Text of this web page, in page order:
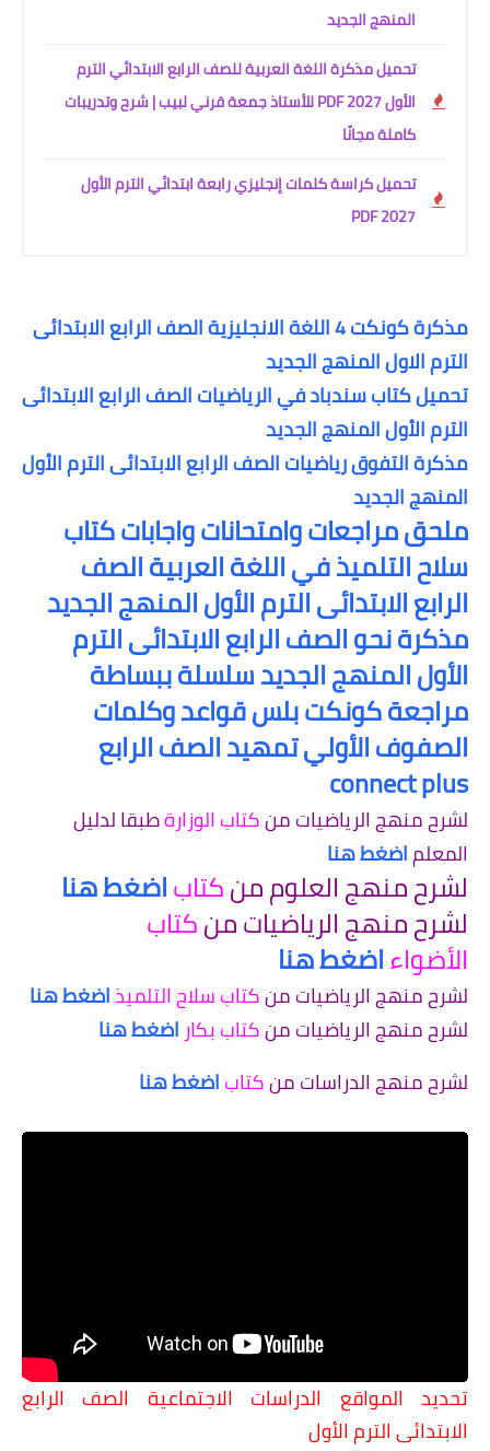
المنهج الجديد
تحميل مذكرة اللغة العربية للصف الرابع الابتدائي الترم
الأول 2027 PDF للأستاذ جمعة قرني لبيب | شرح وتدريبات
كاملة مجانًا
تحميل كراسة كلمات إنجليزي رابعة ابتدائي الترم الأول
2027 PDF
مذكرة كونكت 4 اللغة الانجليزية الصف الرابع الابتدائى
الترم الاول المنهج الجديد
تحميل كتاب سندباد في الرياضيات الصف الرابع الابتدائى
الترم الأول المنهج الجديد
مذكرة التفوق رياضيات الصف الرابع الابتدائى الترم الأول
المنهج الجديد
ملحق مراجعات وامتحانات واجابات كتاب
سلاح التلميذ في اللغة العربية الصف
الرابع الابتدائى الترم الأول المنهج الجديد
مذكرة نحو الصف الرابع الابتدائى الترم
الأول المنهج الجديد سلسلة ببساطة
مراجعة كونكت بلس قواعد وكلمات
الصفوف الأولي تمهيد الصف الرابع
connect plus
لشرح منهج الرياضيات منكتاب الوزارةطبقا لدليل
المعلماضغط هنا
لشرح منهج العلوم منكتاباضغط هنا
لشرح منهج الرياضيات منكتاب
الأضواءاضغط هنا
لشرح منهج الرياضيات منكتاب سلاح التلميذاضغط هنا
لشرح منهج الرياضيات منكتاب بكار اضغط هنا
لشرح منهج الدراسات منكتاباضغط هنا
تحديد المواقع الدراسات الاجتماعية الصف الرابع
الابتدائى الترم الأول